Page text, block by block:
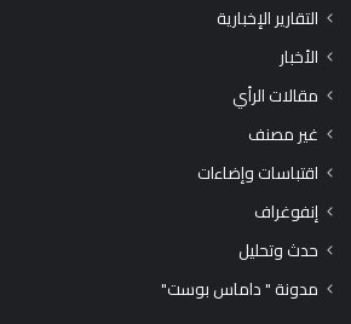
التقارير الإخبارية
الأخبار
مقالات الرأي
غير مصنف
اقتباسات وإضاءات
إنفوغراف
حدث وتحليل
مدونة " داماس بوست"